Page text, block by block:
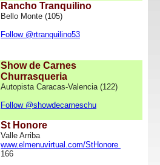
Rancho Tranquilino
Bello Monte (105)
Follow @rtranquilino53
Show de Carnes
Churrasqueria
Autopista Caracas-Valencia (122)
Follow @showdecarneschu
St Honore
Valle Arriba
www.elmenuvirtual.com/StHonore
166